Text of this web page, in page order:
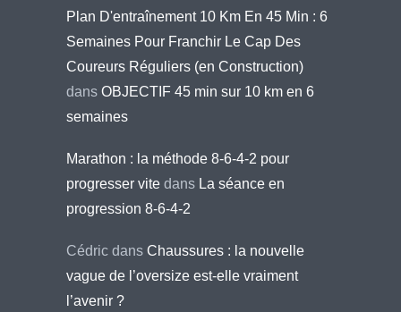
Plan D'entraînement 10 Km En 45 Min : 6
Semaines Pour Franchir Le Cap Des
Coureurs Réguliers (en Construction)
dans OBJECTIF 45 min sur 10 km en 6
semaines
Marathon : la méthode 8-6-4-2 pour
progresser vite dans La séance en
progression 8-6-4-2
Cédric dans Chaussures : la nouvelle
vague de l’oversize est-elle vraiment
l’avenir ?